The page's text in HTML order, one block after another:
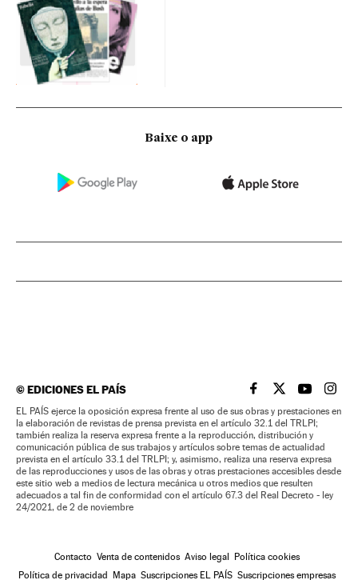
Baixe o app
©EDICIONES EL PAÍS EL PAÍS BRASIL EN
EL PAÍSEL PAÍS
EL
EL PAÍS ejerce la oposición expresa frente al uso de sus obras y prestaciones en
la elaboración de revistas de prensa prevista en el artículo 32.1 del TRLPI;
también realiza la reserva expresa frente a la reproducción, distribución y
comunicación pública de sus trabajos y artículos sobre temas de actualidad
prevista en el artículo 33.1 del TRLPI; y, asimismo, realiza una reserva expresa
de las reproducciones y usos de las obras y otras prestaciones accesibles desde
este sitio web a medios de lectura mecánica u otros medios que resulten
adecuados a tal fin de conformidad con el artículo 67.3 del Real Decreto - ley
24/2021, de 2 de noviembre
Contacto Venta de contenidos Aviso legal Política cookies
Política de privacidad Mapa Suscripciones EL PAÍS Suscripciones empresas